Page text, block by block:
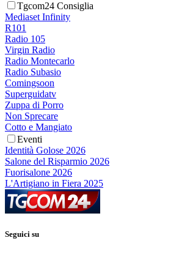
Tgcom24 Consiglia
Mediaset Infinity
R101
Radio 105
Virgin Radio
Radio Montecarlo
Radio Subasio
Comingsoon
Superguidatv
Zuppa di Porro
Non Sprecare
Cotto e Mangiato
Eventi
Identità Golose 2026
Salone del Risparmio 2026
Fuorisalone 2026
L'Artigiano in Fiera 2025
Seguici su